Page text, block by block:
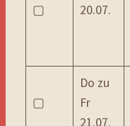
▢
20.07.
▢
Do zu
Fr
21.07.